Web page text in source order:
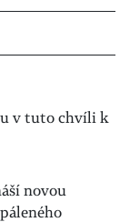
v tuto chvíli k
novou